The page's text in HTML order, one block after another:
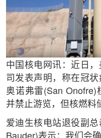
中国核电网讯：近日
司发表声明，称在冠
奥诺弗雷(San Onofre)
并禁止游览，但核燃料
爱迪生核电站退役副